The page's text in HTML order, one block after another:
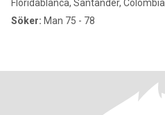
Floridablanca, Santander, Colombia
Söker: Man 75 - 78